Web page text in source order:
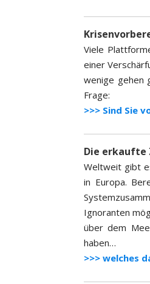
Viele
einer
wenige gehen
Frage:
>>> Sind Sie
Die
Weltweit gibt
in Europa.
Ignoranten
über dem
haben…
>>> welches